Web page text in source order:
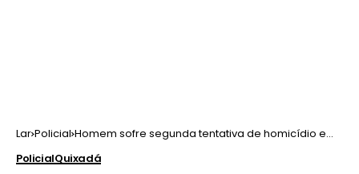
Lar Policial Homem sofre segunda tentativa de homicídio em
PolicialQuixadá